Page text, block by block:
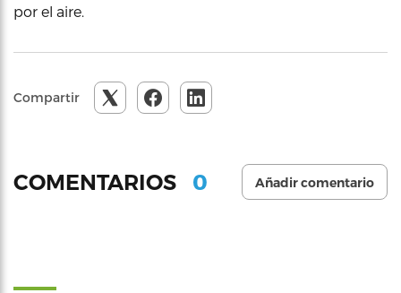
por el aire.
Compartir
COMENTARIOS 0 Añadir comentario